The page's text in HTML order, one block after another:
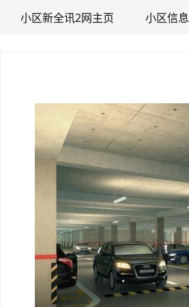
小区新全讯2网主页 小区信息